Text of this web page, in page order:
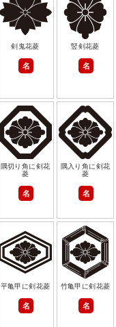
剣鬼花菱
名
竪剣花菱
名
隅切り角に剣花
菱
名
隅入り角に剣花
菱
名
平亀甲に剣花菱
名
竹亀甲に剣花菱
名